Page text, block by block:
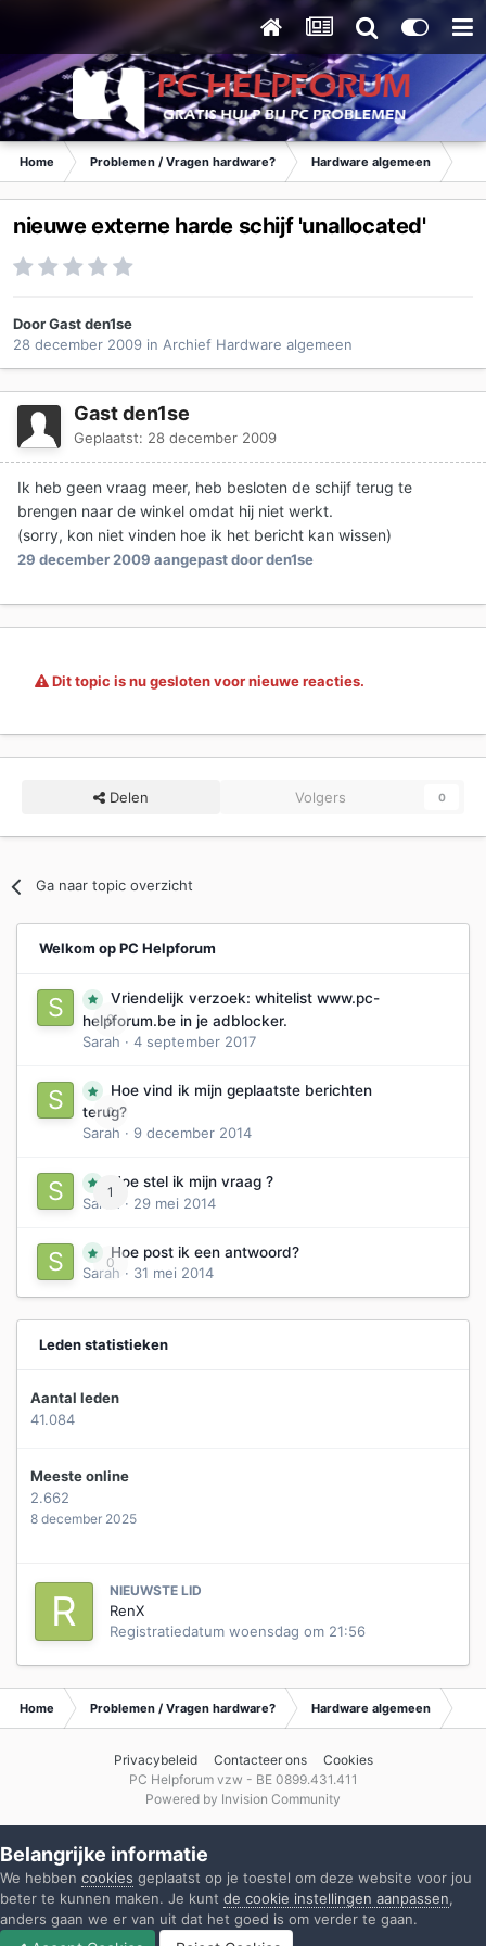
Home Problemen / Vragen hardware? Hardware algemeen
nieuwe externe harde schijf 'unallocated'
Door Gast den1se
28 december 2009 in Archief Hardware algemeen
Gast den1se
Geplaatst: 28 december 2009
Ik heb geen vraag meer, heb besloten de schijf terug te
brengen naar de winkel omdat hij niet werkt.
(sorry, kon niet vinden hoe ik het bericht kan wissen)
29 december 2009 aangepast door den1se
Dit topic is nu gesloten voor nieuwe reacties.
Delen Volgers 0
Ga naar topic overzicht
Welkom op PC Helpforum
0
Vriendelijk verzoek: whitelist www.pc-
helpforum.be in je adblocker.
Sarah · 4 september 2017
0
Hoe vind ik mijn geplaatste berichten
terug?
Sarah · 9 december 2014
1
Hoe stel ik mijn vraag ?
Sarah
· 29 mei 2014
0
Hoe post ik een antwoord?
Sarah · 31 mei 2014
Leden statistieken
Aantal leden
41.084
Meeste online
2.662
8 december 2025
NIEUWSTE LID
RenX
Registratiedatum woensdag om 21:56
Home Problemen / Vragen hardware? Hardware algemeen
Privacybeleid Contacteer ons
Cookies
PC Helpforum vzw - BE 0899.431.411
Powered by Invision Community
Belangrijke informatie
We hebben cookies geplaatst op je toestel om deze website voor jou
beter te kunnen maken. Je kunt de cookie instellingen aanpassen,
anders gaan we er van uit dat het goed is om verder te gaan.